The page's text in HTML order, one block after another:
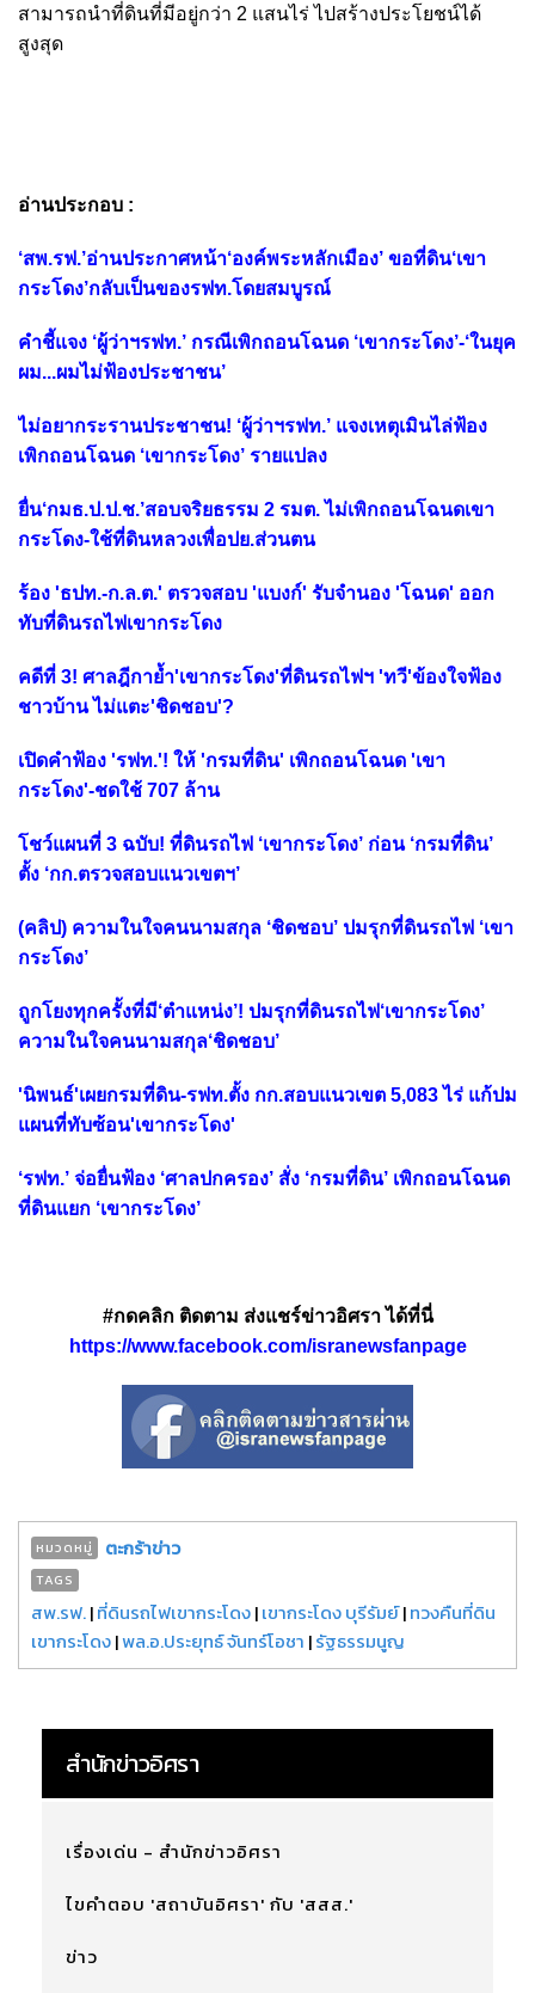
สามารถนำที่ดินที่มีอยู่กว่า 2 แสนไร่ ไปสร้างประโยชน์ได้
สูงสุด
อ่านประกอบ :
‘สพ.รฟ.’อ่านประกาศหน้า‘องค์พระหลักเมือง’ ขอที่ดิน‘เขา
กระโดง’กลับเป็นของรฟท.โดยสมบูรณ์
คำชี้แจง ‘ผู้ว่าฯรฟท.’ กรณีเพิกถอนโฉนด ‘เขากระโดง’-‘ในยุค
ผม...ผมไม่ฟ้องประชาชน’
ไม่อยากระรานประชาชน! ‘ผู้ว่าฯรฟท.’ แจงเหตุเมินไล่ฟ้อง
เพิกถอนโฉนด ‘เขากระโดง’ รายแปลง
ยื่น‘กมธ.ป.ป.ช.’สอบจริยธรรม 2 รมต. ไม่เพิกถอนโฉนดเขา
กระโดง-ใช้ที่ดินหลวงเพื่อปย.ส่วนตน
ร้อง 'ธปท.-ก.ล.ต.' ตรวจสอบ 'แบงก์' รับจำนอง 'โฉนด' ออก
ทับที่ดินรถไฟเขากระโดง
คดีที่ 3! ศาลฎีกาย้ำ'เขากระโดง'ที่ดินรถไฟฯ 'ทวี'ข้องใจฟ้อง
ชาวบ้าน ไม่แตะ'ชิดชอบ'?
เปิดคำฟ้อง 'รฟท.'! ให้ 'กรมที่ดิน' เพิกถอนโฉนด 'เขา
กระโดง'-ชดใช้ 707 ล้าน
โชว์แผนที่ 3 ฉบับ! ที่ดินรถไฟ ‘เขากระโดง’ ก่อน ‘กรมที่ดิน’
ตั้ง ‘กก.ตรวจสอบแนวเขตฯ’
(คลิป) ความในใจคนนามสกุล ‘ชิดชอบ’ ปมรุกที่ดินรถไฟ ‘เขา
กระโดง’
ถูกโยงทุกครั้งที่มี‘ตำแหน่ง’! ปมรุกที่ดินรถไฟ‘เขากระโดง’
ความในใจคนนามสกุล‘ชิดชอบ’
'นิพนธ์'เผยกรมที่ดิน-รฟท.ตั้ง กก.สอบแนวเขต 5,083 ไร่ แก้ปม
แผนที่ทับซ้อน'เขากระโดง'
‘รฟท.’ จ่อยื่นฟ้อง ‘ศาลปกครอง’ สั่ง ‘กรมที่ดิน’ เพิกถอนโฉนด
ที่ดินแยก ‘เขากระโดง’
#กดคลิก ติดตาม ส่งแชร์ข่าวอิศรา ได้ที่นี่
https://www.facebook.com/isranewsfanpage
หมวดหมู่ ตะกร้าข่าว
TAGS
สพ.รฟ.|ที่ดินรถไฟเขากระโดง|เขากระโดง บุรีรัมย์|ทวงคืนที่ดิน
เขากระโดง|พล.อ.ประยุทธ์ จันทร์โอชา |รัฐธรรมนูญ
สำนักข่าวอิศรา
เรื่องเด่น - สำนักข่าวอิศรา
ไขคำตอบ 'สถาบันอิศรา' กับ 'สสส.'
ข่าว